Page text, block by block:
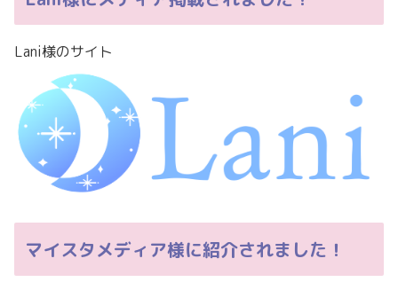
Lani様のサイト
マイスタメディア様に紹介されました！